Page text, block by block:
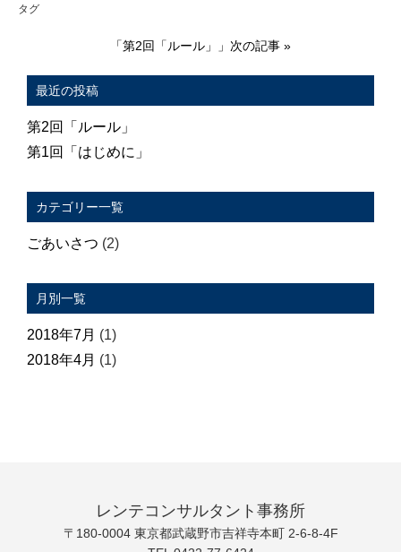
タグ
「第2回「ルール」」次の記事 »
最近の投稿
第2回「ルール」
第1回「はじめに」
カテゴリー一覧
ごあいさつ (2)
月別一覧
2018年7月 (1)
2018年4月 (1)
レンテコンサルタント事務所
〒180-0004 東京都武蔵野市吉祥寺本町 2-6-8-4F